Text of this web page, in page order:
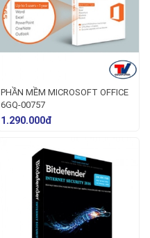
PHẦN MỀM MICROSOFT OFFICE
6GQ-00757
1.290.000đ